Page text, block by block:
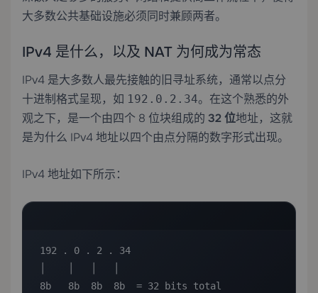
大多数公共基础设施必须同时兼顾两者。
IPv4 是什么，以及 NAT 为何成为常态
IPv4 是大多数人最先接触的旧寻址系统，通常以点分
十进制格式呈现，如 192.0.2.34。在这个熟悉的外
观之下，是一个由四个 8 位块组成的 32 位地址，这就
是为什么 IPv4 地址以四个由点分隔的数字形式出现。
IPv4 地址如下所示：
192 . 0 . 2 . 34
8b   8b  8b  8b  = 32 bits total